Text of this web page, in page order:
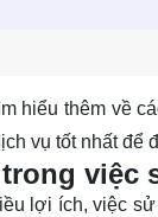
hiểu thêm về
vụ tốt nhất để
việc
lợi ích, việc